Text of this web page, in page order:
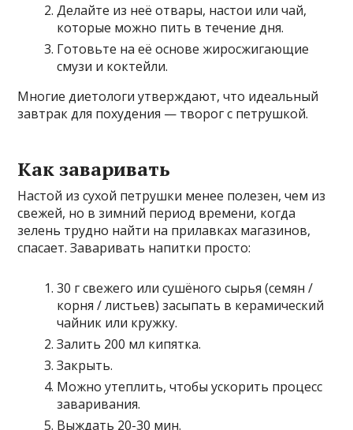
Делайте из неё отвары, настои или чай,
которые можно пить в течение дня.
Готовьте на её основе жиросжигающие
смузи и коктейли.
Многие диетологи утверждают, что идеальный
завтрак для похудения — творог с петрушкой.
Как заваривать
Настой из сухой петрушки менее полезен, чем из
свежей, но в зимний период времени, когда
зелень трудно найти на прилавках магазинов,
спасает. Заваривать напитки просто:
30 г свежего или сушёного сырья (семян /
корня / листьев) засыпать в керамический
чайник или кружку.
Залить 200 мл кипятка.
Закрыть.
Можно утеплить, чтобы ускорить процесс
заваривания.
Выждать 20-30 мин.